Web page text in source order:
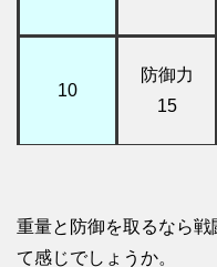
10
防御力
15
重量と防御を取るなら
て感じでしょうか。